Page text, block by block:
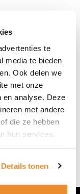
te
media te bieden
Ook delen we
met onze
en analyse. Deze
met andere
die ze hebben
hun services.
Details tonen
wilt passen
online een
de Wetering